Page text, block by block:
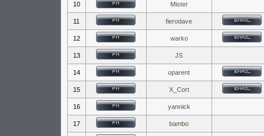
10 Mister
11 fierodave
12 warko
13 JS
14 oparent
15 X_Cort
16 yannick
17 bambo